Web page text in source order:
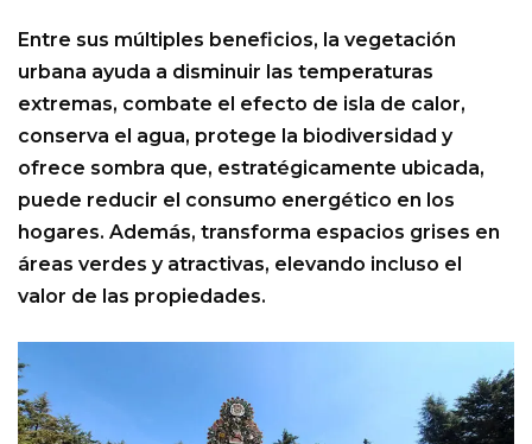
Entre sus múltiples beneficios, la vegetación
urbana ayuda a disminuir las temperaturas
extremas, combate el efecto de isla de calor,
conserva el agua, protege la biodiversidad y
ofrece sombra que, estratégicamente ubicada,
puede reducir el consumo energético en los
hogares. Además, transforma espacios grises en
áreas verdes y atractivas, elevando incluso el
valor de las propiedades.